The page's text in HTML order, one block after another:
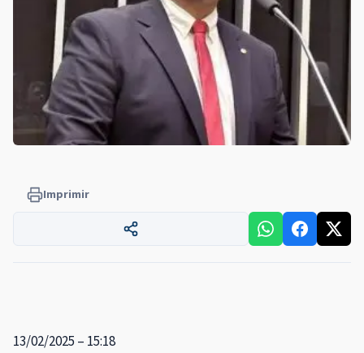
Imprimir
13/02/2025 – 15:18